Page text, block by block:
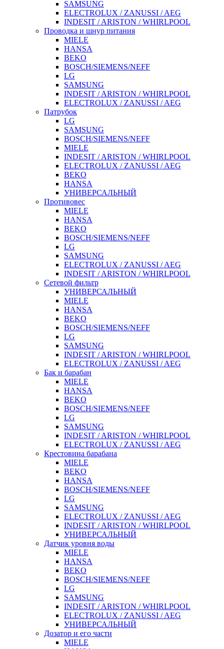
SAMSUNG
ELECTROLUX / ZANUSSI / AEG
INDESIT / ARISTON / WHIRLPOOL
Проводка и шнур питания
MIELE
HANSA
BEKO
BOSCH/SIEMENS/NEFF
LG
SAMSUNG
INDESIT / ARISTON / WHIRLPOOL
ELECTROLUX / ZANUSSI / AEG
Патрубок
LG
SAMSUNG
BOSCH/SIEMENS/NEFF
MIELE
INDESIT / ARISTON / WHIRLPOOL
ELECTROLUX / ZANUSSI / AEG
BEKO
HANSA
УНИВЕРСАЛЬНЫЙ
Противовес
MIELE
HANSA
BEKO
BOSCH/SIEMENS/NEFF
LG
SAMSUNG
ELECTROLUX / ZANUSSI / AEG
INDESIT / ARISTON / WHIRLPOOL
Сетевой фильтр
УНИВЕРСАЛЬНЫЙ
MIELE
HANSA
BEKO
BOSCH/SIEMENS/NEFF
LG
SAMSUNG
INDESIT / ARISTON / WHIRLPOOL
ELECTROLUX / ZANUSSI / AEG
Бак и барабан
MIELE
HANSA
BEKO
BOSCH/SIEMENS/NEFF
LG
SAMSUNG
INDESIT / ARISTON / WHIRLPOOL
ELECTROLUX / ZANUSSI / AEG
Крестовина барабана
MIELE
BEKO
HANSA
BOSCH/SIEMENS/NEFF
LG
SAMSUNG
ELECTROLUX / ZANUSSI / AEG
INDESIT / ARISTON / WHIRLPOOL
УНИВЕРСАЛЬНЫЙ
Датчик уровня воды
MIELE
HANSA
BEKO
BOSCH/SIEMENS/NEFF
LG
SAMSUNG
INDESIT / ARISTON / WHIRLPOOL
ELECTROLUX / ZANUSSI / AEG
УНИВЕРСАЛЬНЫЙ
Дозатор и его части
MIELE